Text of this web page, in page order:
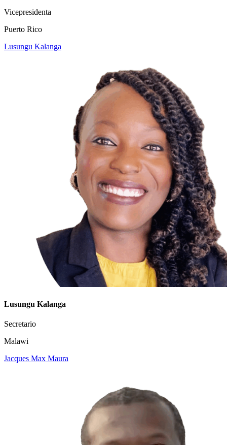
Vicepresidenta
Puerto Rico
Lusungu Kalanga
Lusungu Kalanga
Secretario
Malawi
Jacques Max Maura